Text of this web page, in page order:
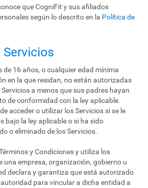
que CogniFit y sus afiliados
según lo descrito en la Política de
Servicios
de 16 años, o cualquier edad mínima
en la que residan, no están autorizadas
a menos que sus padres hayan
de conformidad con la ley aplicable.
acceder o utilizar los Servicios si se le
bajo la ley aplicable o si ha sido
o eliminado de los Servicios.
y Condiciones y utiliza los
una empresa, organización, gobierno u
declara y garantiza que está autorizado
para vincular a dicha entidad a